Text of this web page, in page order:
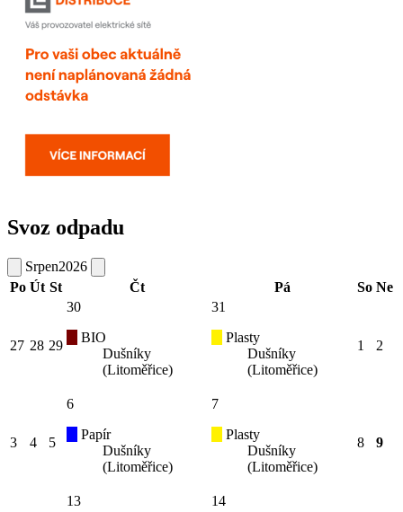
Svoz odpadu
Srpen2026
Po Út St Čt Pá So Ne
27 28 29
30
BIO
Dušníky
(Litoměřice)
31
Plasty
Dušníky
(Litoměřice)
1 2
3 4 5
6
Papír
Dušníky
(Litoměřice)
7
Plasty
Dušníky
(Litoměřice)
8 9
13
14